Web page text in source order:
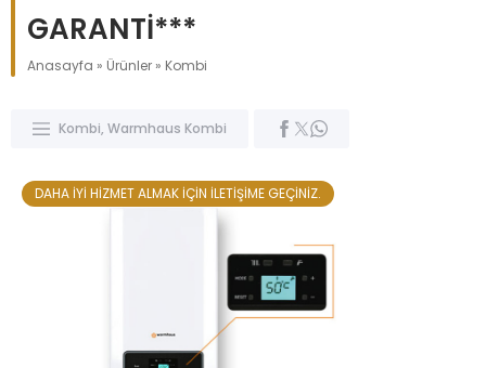
GARANTİ***
Anasayfa » Ürünler » Kombi
Kombi, Warmhaus Kombi
DAHA İYİ HİZMET ALMAK İÇİN İLETİŞİME GEÇİNİZ.